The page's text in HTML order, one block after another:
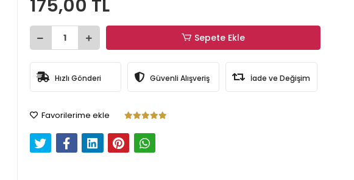
175,00 TL
Sepete Ekle
Hızlı Gönderi Güvenli Alışveriş İade ve Değişim
Favorilerime ekle